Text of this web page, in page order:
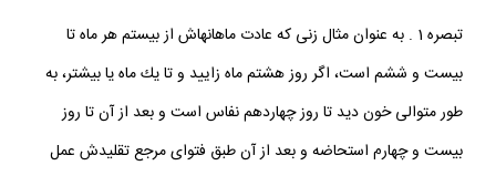
تبصره 1 . به عنوان مثال زنى كه عادت ماهانه‏اش از بيستم هر ماه تا
بيست و ششم است، اگر روز هشتم ماه زاييد و تا يك ماه يا بيشتر، به
طور متوالى خون ديد تا روز چهاردهم نفاس است و بعد از آن تا روز
بيست و چهارم استحاضه و بعد از آن طبق فتواى مرجع تقليدش عمل